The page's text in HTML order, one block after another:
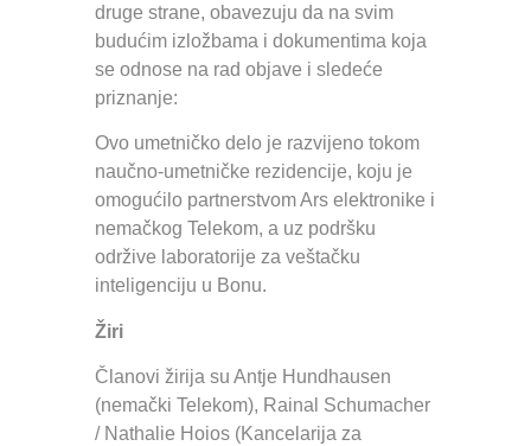
druge strane, obavezuju da na svim
budućim izložbama i dokumentima koja
se odnose na rad objave i sledeće
priznanje:
Ovo umetničko delo je razvijeno tokom
naučno-umetničke rezidencije, koju je
omogućilo partnerstvom Ars elektronike i
nemačkog Telekom, a uz podršku
održive laboratorije za veštačku
inteligenciju u Bonu.
Žiri
Članovi žirija su Antje Hundhausen
(nemački Telekom), Rainal Schumacher
/ Nathalie Hoios (Kancelarija za